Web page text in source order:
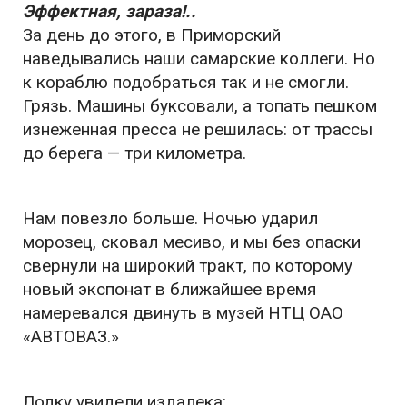
Эффектная, зараза!..
За день до этого, в Приморский
наведывались наши самарские коллеги. Но
к кораблю подобраться так и не смогли.
Грязь. Машины буксовали, а топать пешком
изнеженная пресса не решилась: от трассы
до берега — три километра.
Нам повезло больше. Ночью ударил
морозец, сковал месиво, и мы без опаски
свернули на широкий тракт, по которому
новый экспонат в ближайшее время
намеревался двинуть в музей НТЦ ОАО
«АВТОВАЗ.»